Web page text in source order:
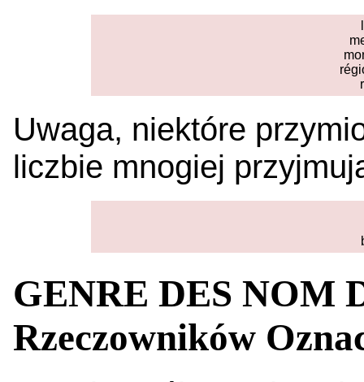
Uwaga, niektóre
liczbie mnogiej
GENRE DES NOM
Rzeczowników